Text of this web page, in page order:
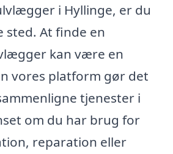
i Hyllinge, er du
At finde en
kan være en
vores platform gør det
tjenester i
om du har brug for
reparation eller